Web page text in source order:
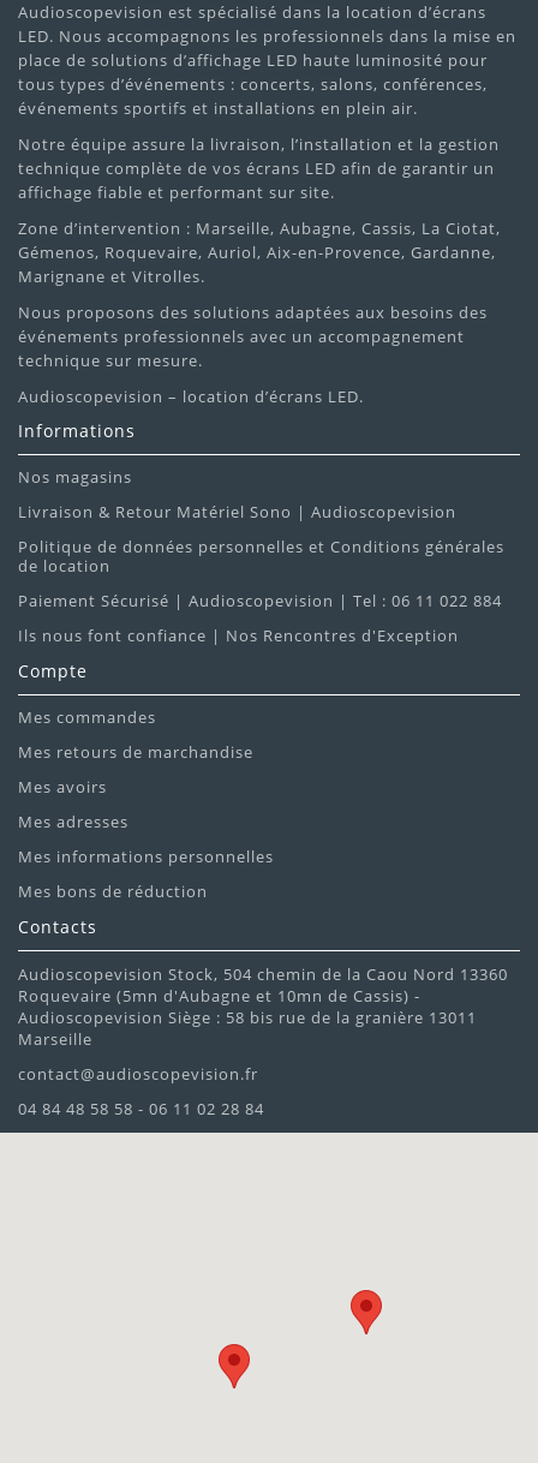
Audioscopevision est spécialisé dans la location d’écrans
LED. Nous accompagnons les professionnels dans la mise en
place de solutions d’affichage LED haute luminosité pour
tous types d’événements : concerts, salons, conférences,
événements sportifs et installations en plein air.
Notre équipe assure la livraison, l’installation et la gestion
technique complète de vos écrans LED afin de garantir un
affichage fiable et performant sur site.
Zone d’intervention : Marseille, Aubagne, Cassis, La Ciotat,
Gémenos, Roquevaire, Auriol, Aix-en-Provence, Gardanne,
Marignane et Vitrolles.
Nous proposons des solutions adaptées aux besoins des
événements professionnels avec un accompagnement
technique sur mesure.
Audioscopevision – location d’écrans LED.
Informations
Nos magasins
Livraison & Retour Matériel Sono | Audioscopevision
Politique de données personnelles et Conditions générales
de location
Paiement Sécurisé | Audioscopevision | Tel : 06 11 022 884
Ils nous font confiance | Nos Rencontres d'Exception
Compte
Mes commandes
Mes retours de marchandise
Mes avoirs
Mes adresses
Mes informations personnelles
Mes bons de réduction
Contacts
Audioscopevision Stock, 504 chemin de la Caou Nord 13360
Roquevaire (5mn d'Aubagne et 10mn de Cassis) -
Audioscopevision Siège : 58 bis rue de la granière 13011
Marseille
contact@audioscopevision.fr
04 84 48 58 58 - 06 11 02 28 84